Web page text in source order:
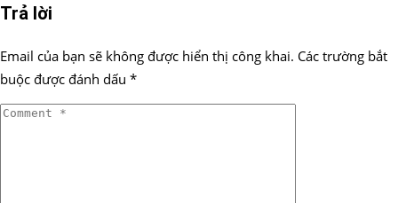
Trả lời
Email của bạn sẽ không được hiển thị công khai. Các trường bắt
buộc được đánh dấu *